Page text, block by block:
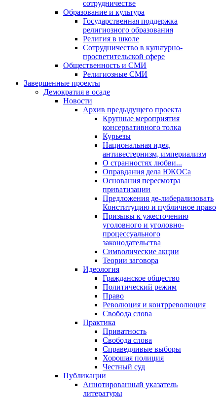
сотрудничестве
Образование и культура
Государственная поддержка
религиозного образования
Религия в школе
Сотрудничество в культурно-
просветительской сфере
Общественность и СМИ
Религиозные СМИ
Завершенные проекты
Демократия в осаде
Новости
Архив предыдущего проекта
Крупные мероприятия
консервативного толка
Курьезы
Национальная идея,
антивестернизм, империализм
О странностях любви...
Оправдания дела ЮКОСа
Основания пересмотра
приватизации
Предложения де-либерализовать
Конституцию и публичное право
Призывы к ужесточению
уголовного и уголовно-
процессуального
законодательства
Символические акции
Теории заговора
Идеология
Гражданское общество
Политический режим
Право
Революция и контрреволюция
Свобода слова
Практика
Приватность
Свобода слова
Справедливые выборы
Хорошая полиция
Честный суд
Публикации
Аннотированный указатель
литературы